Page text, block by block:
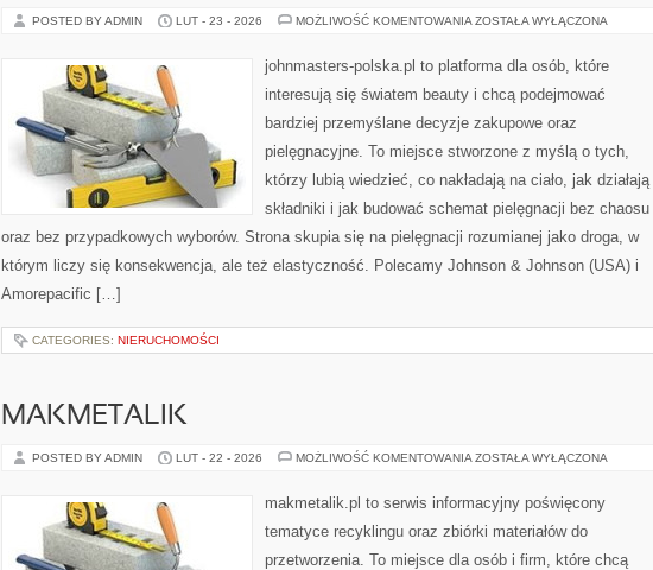
POSTED BY ADMIN LUT - 23 - 2026 MOŻLIWOŚĆ KOMENTOWANIA BEIERSDORF
ZOSTAŁA WYŁĄCZONA
johnmasters-polska.pl to platforma dla osób, które
interesują się światem beauty i chcą podejmować
bardziej przemyślane decyzje zakupowe oraz
pielęgnacyjne. To miejsce stworzone z myślą o tych,
którzy lubią wiedzieć, co nakładają na ciało, jak działają
składniki i jak budować schemat pielęgnacji bez chaosu
oraz bez przypadkowych wyborów. Strona skupia się na pielęgnacji rozumianej jako droga, w
którym liczy się konsekwencja, ale też elastyczność. Polecamy Johnson & Johnson (USA) i
Amorepacific […]
CATEGORIES: NIERUCHOMOŚCI
MAKMETALIK
POSTED BY ADMIN LUT - 22 - 2026 MOŻLIWOŚĆ KOMENTOWANIA MAKMETALIK
ZOSTAŁA WYŁĄCZONA
makmetalik.pl to serwis informacyjny poświęcony
tematyce recyklingu oraz zbiórki materiałów do
przetworzenia. To miejsce dla osób i firm, które chcą